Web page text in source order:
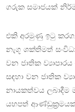
ගරුක සමාජයක්
එකි අරමුණු ඉටු
නැගූ ශක්තිමත්
වන ජාතික
සඳහා වන ජාතික
නායකත්වය
යහපත්